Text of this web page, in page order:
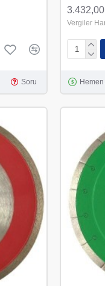
Soru
Vergiler
Hemen